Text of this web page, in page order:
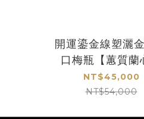
開運鎏金線塑灑
口梅瓶【蕙質蘭
NT$45,000
NT$54,000